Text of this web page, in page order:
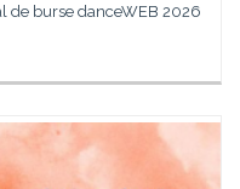
de burse danceWEB 2026